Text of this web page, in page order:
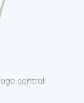
central